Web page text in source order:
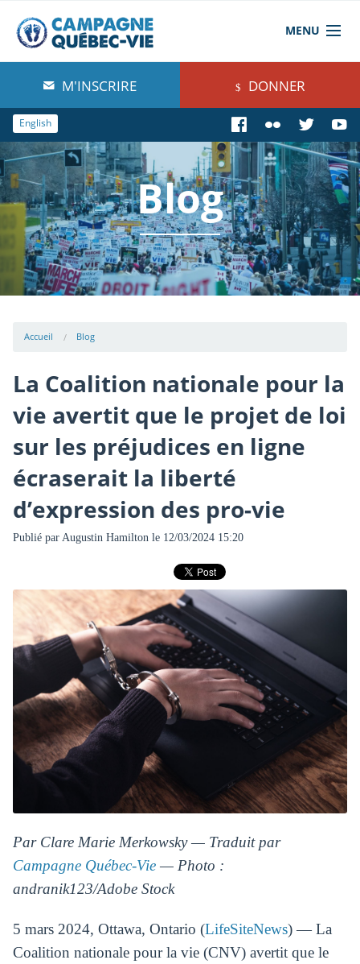
MENU
À propos de nous
Blog
Comprendre
Agir
Boutique
M'INSCRIRE DONNER
English
Blog
Accueil Blog
La Coalition nationale pour la
vie avertit que le projet de loi
sur les préjudices en ligne
écraserait la liberté
d’expression des pro-vie
Publié par Augustin Hamilton le 12/03/2024 15:20
Par Clare Marie Merkowsky — Traduit par
Campagne Québec-Vie— Photo :
andranik123/Adobe Stock
5 mars 2024, Ottawa, Ontario (LifeSiteNews) — La
Coalition nationale pour la vie (CNV) avertit que le